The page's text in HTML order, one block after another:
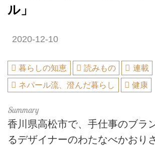
ル」
2020-12-10
暮らしの知恵 読みもの
連載
ネパール流、澄んだ暮らし
健康
香川県高松市で、手仕事のブラ
るデザイナーのわたなべかおり